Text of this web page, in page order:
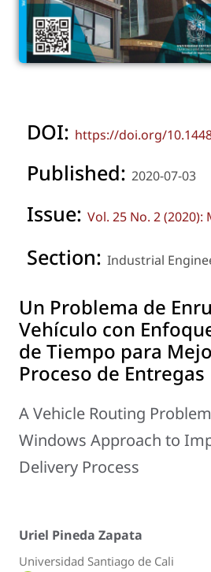
DOI: https://doi.org/
Published: 2020-07-03
Issue: Vol. 25 No. 2 (2020):
Section: Industrial
Un Problema de
Vehículo con
de Tiempo para
Proceso de Entregas
A Vehicle Routing
Windows Approach to
Delivery Process
Uriel Pineda Zapata
Universidad Santiago de Cali